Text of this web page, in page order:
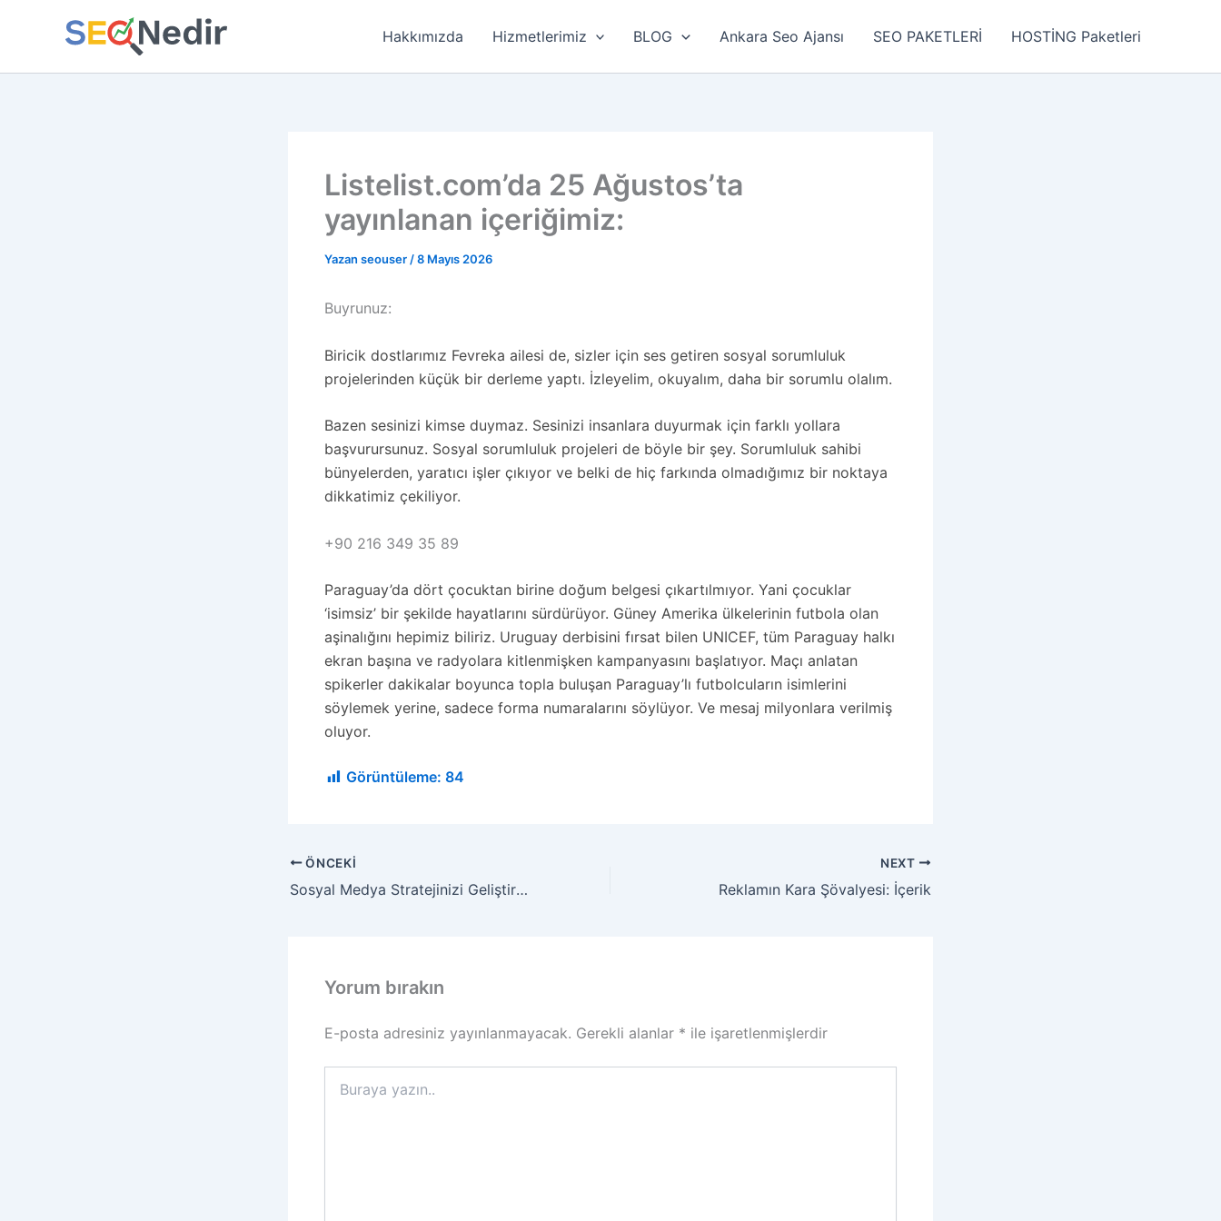
Hakkımızda Hizmetlerimiz BLOG Ankara Seo Ajansı SEO PAKETLERİ HOSTİNG Paketleri
Listelist.com’da 25 Ağustos’ta
yayınlanan içeriğimiz:
Yazan seouser /8 Mayıs 2026
Buyrunuz:
Biricik dostlarımız Fevreka ailesi de, sizler için ses getiren sosyal sorumluluk
projelerinden küçük bir derleme yaptı. İzleyelim, okuyalım, daha bir sorumlu olalım.
Bazen sesinizi kimse duymaz. Sesinizi insanlara duyurmak için farklı yollara
başvurursunuz. Sosyal sorumluluk projeleri de böyle bir şey. Sorumluluk sahibi
bünyelerden, yaratıcı işler çıkıyor ve belki de hiç farkında olmadığımız bir noktaya
dikkatimiz çekiliyor.
+90 216 349 35 89
Paraguay’da dört çocuktan birine doğum belgesi çıkartılmıyor. Yani çocuklar
‘isimsiz’ bir şekilde hayatlarını sürdürüyor. Güney Amerika ülkelerinin futbola olan
aşinalığını hepimiz biliriz. Uruguay derbisini fırsat bilen UNICEF, tüm Paraguay halkı
ekran başına ve radyolara kitlenmişken kampanyasını başlatıyor. Maçı anlatan
spikerler dakikalar boyunca topla buluşan Paraguay’lı futbolcuların isimlerini
söylemek yerine, sadece forma numaralarını söylüyor. Ve mesaj milyonlara verilmiş
oluyor.
Görüntüleme: 84
ÖNCEKI
Sosyal Medya Stratejinizi Geliştirmenin 5 Yolu
NEXT
Reklamın Kara Şövalyesi: İçerik
Yorum bırakın
E-posta adresiniz yayınlanmayacak. Gerekli alanlar * ile işaretlenmişlerdir
yazın..